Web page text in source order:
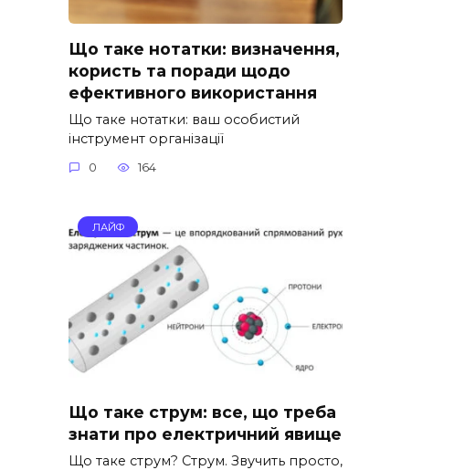
Що таке нотатки: визначення,
користь та поради щодо
ефективного використання
Що таке нотатки: ваш особистий
інструмент організації
0 164
ЛАЙФ
Що таке струм: все, що треба
знати про електричний явище
Що таке струм? Струм. Звучить просто,